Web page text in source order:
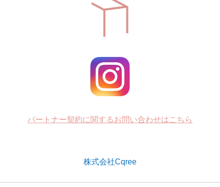
パートナー契約に関するお問い合わせはこちら
株式会社Cqree